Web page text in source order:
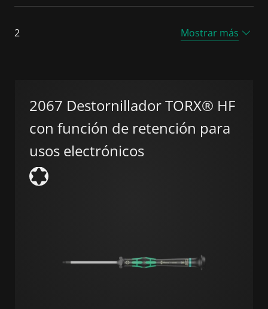
2 Mostrar más
2067 Destornillador TORX® HF
con función de retención para
usos electrónicos